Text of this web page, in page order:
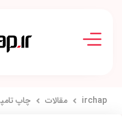
irchap مقالات چاپ